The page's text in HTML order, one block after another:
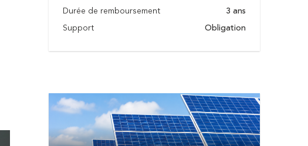
Durée de remboursement 3 ans
Support Obligation